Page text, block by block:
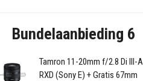
Bundelaanbieding 6
Tamron 11-20mm f/2.8 Di III-A
RXD (Sony E) + Gratis 67mm